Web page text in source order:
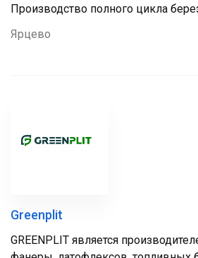
Производство полного цикла
Ярцево
Greenplit
GREENPLIT является